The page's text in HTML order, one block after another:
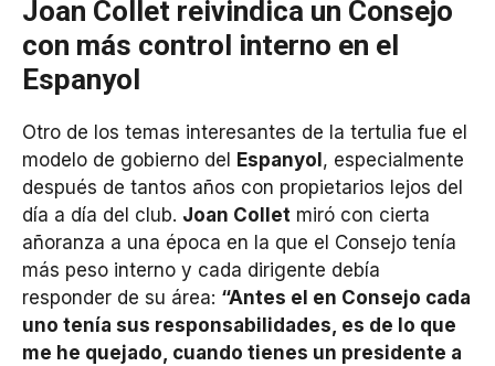
Joan Collet reivindica un Consejo
con más control interno en el
Espanyol
Otro de los temas interesantes de la tertulia fue el
modelo de gobierno del
Espanyol , especialmente
después de tantos años con propietarios lejos del
día a día del club. Joan Collet miró con cierta
añoranza a una época en la que el Consejo tenía
más peso interno y cada dirigente debía
responder de su área: “Antes el en Consejo cada
uno tenía sus responsabilidades, es de lo que
me he quejado, cuando tienes un presidente a